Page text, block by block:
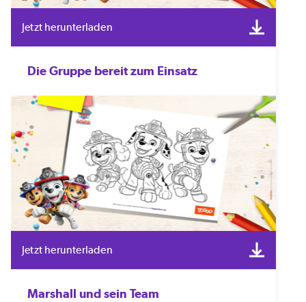
Jetzt herunterladen
Die Gruppe bereit zum Einsatz
Jetzt herunterladen
Marshall und sein Team